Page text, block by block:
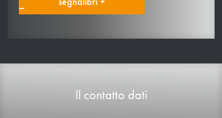
Il contatto dati